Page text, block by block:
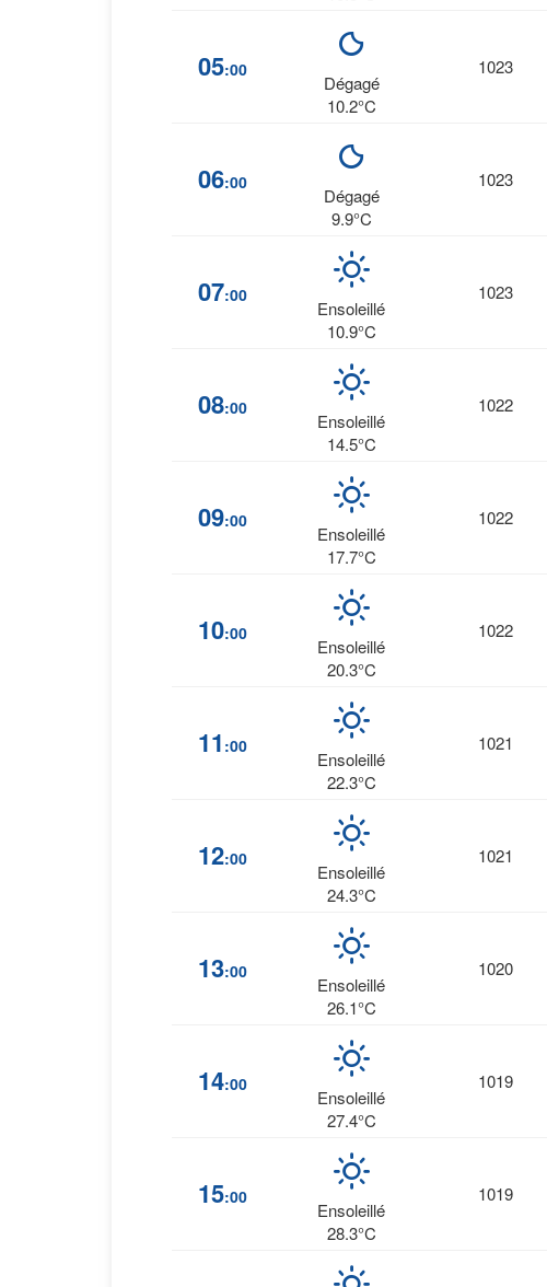
05:00
Dégagé
10.2°C
1023
06:00
Dégagé
9.9°C
1023
07:00
Ensoleillé
10.9°C
1023
08:00
Ensoleillé
14.5°C
1022
09:00
Ensoleillé
17.7°C
1022
10:00
Ensoleillé
20.3°C
1022
11 :00
Ensoleillé
22.3°C
1021
12:00
Ensoleillé
24.3°C
1021
13:00
Ensoleillé
26.1°C
1020
14:00
Ensoleillé
27.4°C
1019
15:00
Ensoleillé
28.3°C
1019